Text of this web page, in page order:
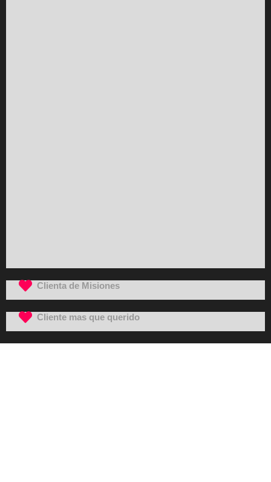
Clienta de Misiones
Cliente mas que querido